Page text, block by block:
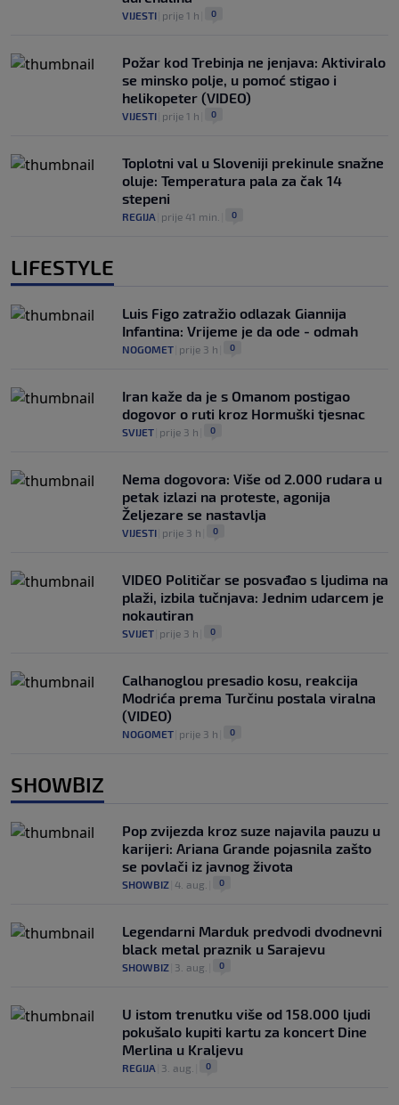
VIJESTI prije 1 h 0
Požar kod Trebinja ne jenjava: Aktiviralo
se minsko polje, u pomoć stigao i
helikopeter (VIDEO)
VIJESTI prije 1 h 0
Toplotni val u Sloveniji prekinule snažne
oluje: Temperatura pala za čak 14
stepeni
REGIJA prije 41 min. 0
LIFESTYLE
Luis Figo zatražio odlazak Giannija
Infantina: Vrijeme je da ode - odmah
NOGOMET prije 3 h 0
Iran kaže da je s Omanom postigao
dogovor o ruti kroz Hormuški tjesnac
SVIJET prije 3 h 0
Nema dogovora: Više od 2.000 rudara u
petak izlazi na proteste, agonija
Željezare se nastavlja
VIJESTI prije 3 h 0
VIDEO Političar se posvađao s ljudima na
plaži, izbila tučnjava: Jednim udarcem je
nokautiran
SVIJET prije 3 h 0
Calhanoglou presadio kosu, reakcija
Modrića prema Turčinu postala viralna
(VIDEO)
NOGOMET prije 3 h 0
SHOWBIZ
Pop zvijezda kroz suze najavila pauzu u
karijeri: Ariana Grande pojasnila zašto
se povlači iz javnog života
SHOWBIZ 4. aug. 0
Legendarni Marduk predvodi dvodnevni
black metal praznik u Sarajevu
SHOWBIZ 3. aug. 0
U istom trenutku više od 158.000 ljudi
pokušalo kupiti kartu za koncert Dine
Merlina u Kraljevu
REGIJA 3. aug. 0